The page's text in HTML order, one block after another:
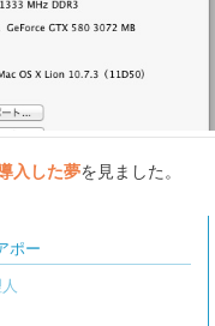
入した夢を見ました。
ポー